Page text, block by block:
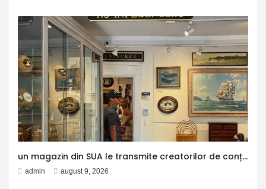
un magazin din SUA le transmite creatorilor de conținut că nu vrea să fie decor pentru social media – Aleph News
admin august 9, 2026